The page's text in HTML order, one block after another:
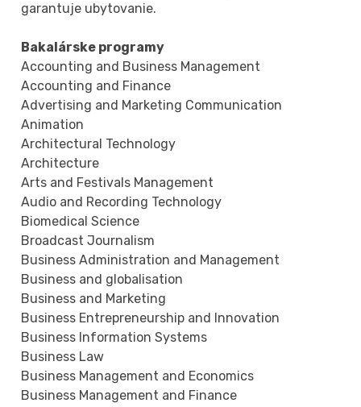
garantuje ubytovanie.
Bakalárske programy
Accounting and Business Management
Accounting and Finance
Advertising and Marketing Communication
Animation
Architectural Technology
Architecture
Arts and Festivals Management
Audio and Recording Technology
Biomedical Science
Broadcast Journalism
Business Administration and Management
Business and globalisation
Business and Marketing
Business Entrepreneurship and Innovation
Business Information Systems
Business Law
Business Management and Economics
Business Management and Finance